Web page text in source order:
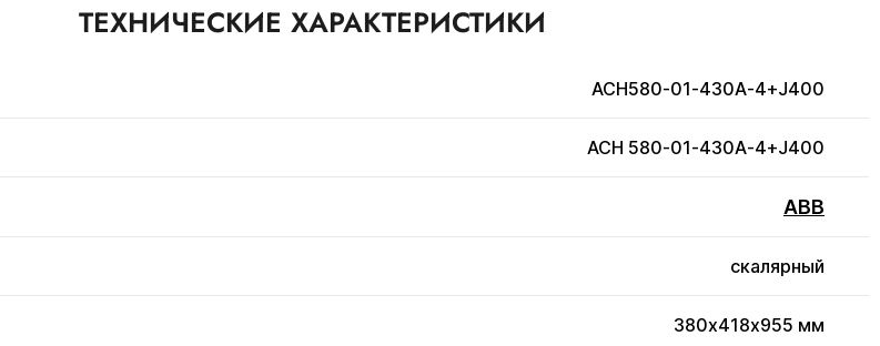
ТЕХНИЧЕСКИЕ ХАРАКТЕРИСТИКИ
ACH580-01-430A-4+J400
ACH 580-01-430A-4+J400
ABB
скалярный
380x418x955 мм